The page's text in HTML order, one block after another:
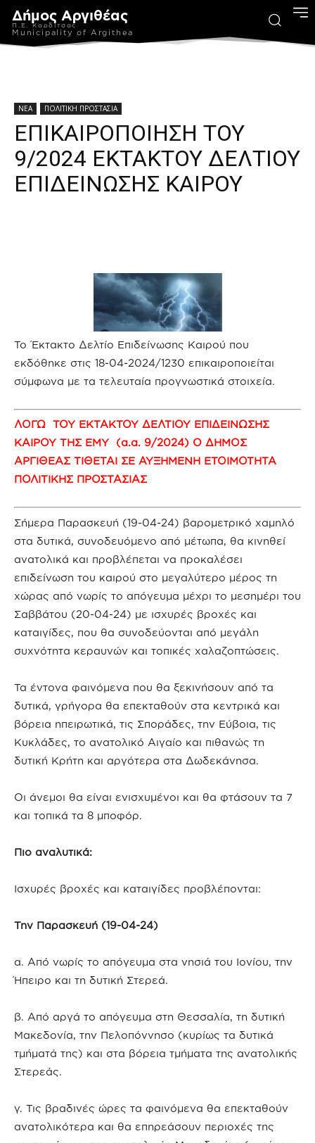
Δήμος Αργιθέας
Π.Ε. Καρδίτσας
Municipality of Argithea
ΝΕΑ ΠΟΛΙΤΙΚΗ ΠΡΟΣΤΑΣΙΑ
ΕΠΙΚΑΙΡΟΠΟΙΗΣΗ ΤΟΥ
9/2024 ΕΚΤΑΚΤΟΥ ΔΕΛΤΙΟΥ
ΕΠΙΔΕΙΝΩΣΗΣ ΚΑΙΡΟΥ
Το Έκτακτο Δελτίο Επιδείνωσης Καιρού που
εκδόθηκε στις 18-04-2024/1230 επικαιροποιείται
σύμφωνα με τα τελευταία προγνωστικά στοιχεία.
ΛOΓΩ ΤΟΥ ΕΚΤΑΚΤΟΥ ΔΕΛΤΙΟΥ ΕΠΙΔΕΙΝΩΣΗΣ
ΚΑΙΡΟΥ ΤΗΣ ΕΜΥ (α.α. 9/2024) Ο ΔHMOΣ
APΓIΘEAΣ ΤΙΘΕΤΑΙ ΣE AYΞHMENH ETOIMOTHTA
ΠΟΛΙΤΙΚΗΣ ΠΡΟΣΤΑΣΙΑΣ
Σήμερα Παρασκευή (19-04-24) βαρομετρικό χαμηλό
στα δυτικά, συνοδευόμενο από μέτωπα, θα κινηθεί
ανατολικά και προβλέπεται να προκαλέσει
επιδείνωση του καιρού στο μεγαλύτερο μέρος τη
χώρας από νωρίς το απόγευμα μέχρι το μεσημέρι του
Σαββάτου (20-04-24) με ισχυρές βροχές και
καταιγίδες, που θα συνοδεύονται από μεγάλη
συχνότητα κεραυνών και τοπικές χαλαζοπτώσεις.
Τα έντονα φαινόμενα που θα ξεκινήσουν από τα
δυτικά, γρήγορα θα επεκταθούν στα κεντρικά και
βόρεια ηπειρωτικά, τις Σποράδες, την Εύβοια, τις
Κυκλάδες, το ανατολικό Αιγαίο και πιθανώς τη
δυτική Κρήτη και αργότερα στα Δωδεκάνησα.
Οι άνεμοι θα είναι ενισχυμένοι και θα φτάσουν τα 7
και τοπικά τα 8 μποφόρ.
Πιο αναλυτικά:
Ισχυρές βροχές και καταιγίδες προβλέπονται:
Την Παρασκευή (19-04-24)
α. Από νωρίς το απόγευμα στα νησιά του Ιονίου, την
Ήπειρο και τη δυτική Στερεά.
β. Από αργά το απόγευμα στη Θεσσαλία, τη δυτική
Μακεδονία, την Πελοπόννησο (κυρίως τα δυτικά
τμήματά της) και στα βόρεια τμήματα της ανατολικής
Στερεάς.
γ. Τις βραδινές ώρες τα φαινόμενα θα επεκταθούν
ανατολικότερα και θα επηρεάσουν περιοχές της